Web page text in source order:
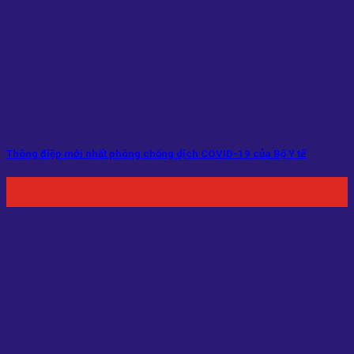
​Thông điệp mới nhất phòng chống dịch COVID-19 của Bộ Y tế